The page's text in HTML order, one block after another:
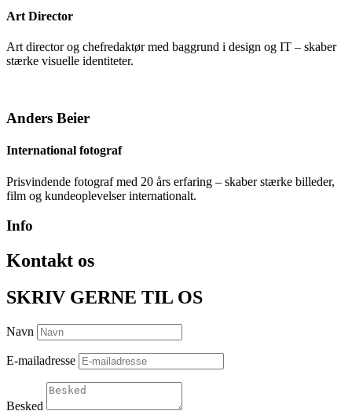
Art Director
Art director og chefredaktør med baggrund i design og IT – skaber
stærke visuelle identiteter.
Anders Beier
International fotograf
Prisvindende fotograf med 20 års erfaring – skaber stærke billeder,
film og kundeoplevelser internationalt.
Info
Kontakt os
SKRIV GERNE TIL OS
Navn
E-mailadresse
Besked